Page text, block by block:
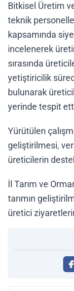
Bitkisel Üretim
teknik
kapsamında
incelenerek
sırasında
yetiştiricilik
bulunarak
yerinde tespit
Yürütülen
geliştirilmesi,
üreticilerin
İl Tarım ve
tarımın
üretici